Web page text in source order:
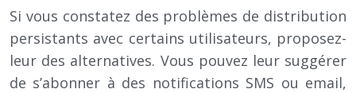
Si vous constatez des problèmes de distribution
persistants avec certains utilisateurs, proposez-
leur des alternatives. Vous pouvez leur suggérer
de s’abonner à des notifications SMS ou email,